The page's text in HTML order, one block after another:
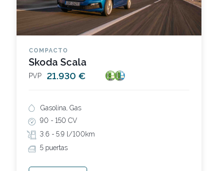
COMPACTO
Skoda Scala
PVP 21.930 €
Gasolina, Gas
90 - 150 CV
3.6 - 5.9 l/100km
5 puertas